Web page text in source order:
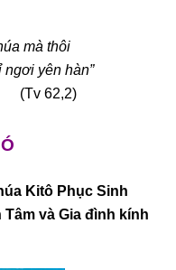
mà thôi
yên hàn”
Kitô Phục Sinh
và Gia đình kính